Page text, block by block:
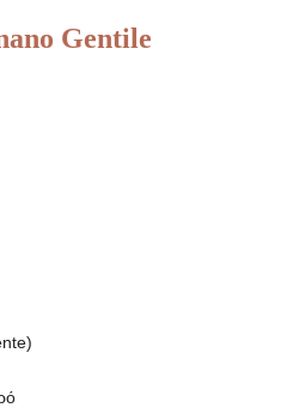
Gentile